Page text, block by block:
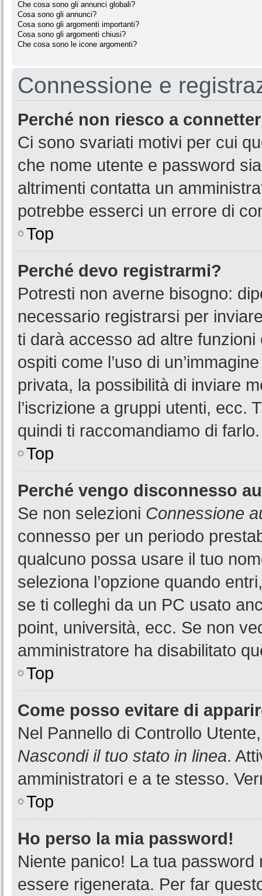
Che cosa sono gli annunci globali?
Cosa sono gli annunci?
Cosa sono gli argomenti importanti?
Cosa sono gli argomenti chiusi?
Che cosa sono le icone argomenti?
Connessione e
Perché non riesco a
Ci sono svariati motivi per cui
che nome utente e password
altrimenti contatta un
potrebbe esserci un errore di
Top
Perché devo registrarmi?
Potresti non averne bisogno:
necessario registrarsi per
ti darà accesso ad altre
ospiti come l’uso di
privata, la possibilità di inviare
l’iscrizione a gruppi utenti, ecc.
quindi ti raccomandiamo di farlo.
Top
Perché vengo disconnesso
Se non selezioni Connessione
connesso per un periodo
qualcuno possa usare il tuo
seleziona l’opzione quando
se ti colleghi da un PC usato
point, università, ecc. Se non
amministratore ha disabilitato
Top
Come posso evitare di
Nel Pannello di Controllo
Nascondi il tuo stato in linea.
amministratori e a te stesso.
Top
Ho perso la mia password!
Niente panico! La tua
essere rigenerata. Per far